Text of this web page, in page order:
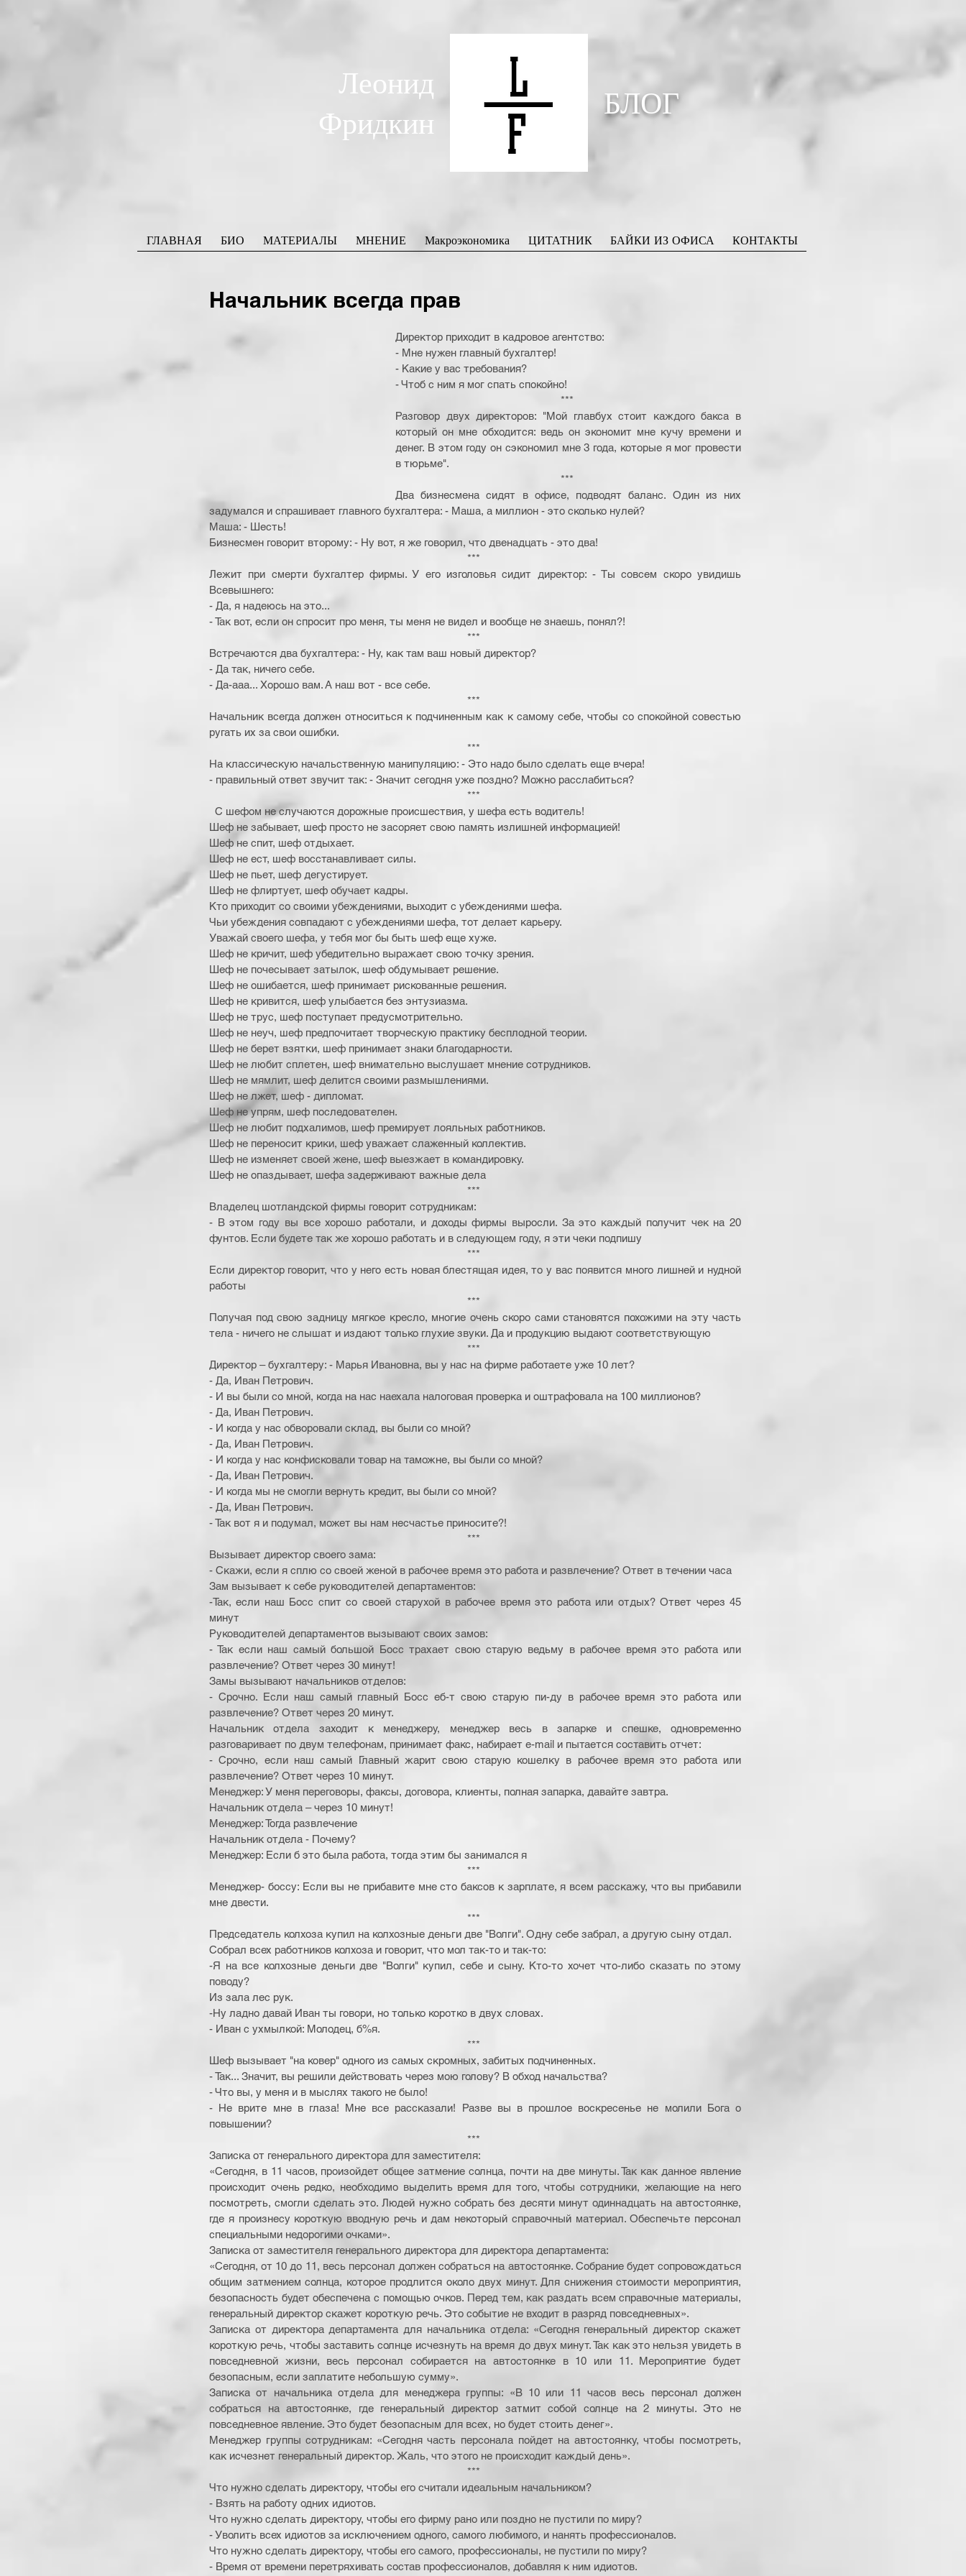
Леонид
Фридкин
БЛОГ
ГЛАВНАЯ БИО МАТЕРИАЛЫ МНЕНИЕ Макроэкономика ЦИТАТНИК БАЙКИ ИЗ ОФИСА КОНТАКТЫ
Начальник всегда прав
Директор приходит в кадровое агентство:
- Мне нужен главный бухгалтер!
- Какие у вас требования?
- Чтоб с ним я мог спать спокойно!
***
Разговор двух директоров: "Мой главбух стоит каждого бакса в
который он мне обходится: ведь он экономит мне кучу времени и
денег. В этом году он сэкономил мне 3 года, которые я мог провести
в тюрьме".
***
Два бизнесмена сидят в офисе, подводят баланс. Один из них
задумался и спрашивает главного бухгалтера: - Маша, а миллион - это сколько нулей?
Маша: - Шесть!
Бизнесмен говорит второму: - Ну вот, я же говорил, что двенадцать - это два!
***
Лежит при смерти бухгалтер фирмы. У его изголовья сидит директор: - Ты совсем скоро увидишь
Всевышнего:
- Да, я надеюсь на это...
- Так вот, если он спросит про меня, ты меня не видел и вообще не знаешь, понял?!
***
Встpечаются два бухгалтера: - Hу, как там ваш новый директор?
- Да так, ничего себе.
- Да-ааа... Хорошо вам. А наш вот - все себе.
***
Начальник всегда должен относиться к подчиненным как к самому себе, чтобы со спокойной совестью
ругать их за свои ошибки.
***
На классическую начальственную манипуляцию: - Это надо было сделать еще вчера!
- правильный ответ звучит так: - Значит сегодня уже поздно? Можно расслабиться?
***
  С шефом не случаются дорожные происшествия, у шефа есть водитель!
Шеф не забывает, шеф просто не засоряет свою память излишней информацией!
Шеф не спит, шеф отдыхает.
Шеф не ест, шеф восстанавливает силы.
Шеф не пьет, шеф дегустирует.
Шеф не флиртует, шеф обучает кадры.
Кто приходит со своими убеждениями, выходит с убеждениями шефа.
Чьи убеждения совпадают с убеждениями шефа, тот делает карьеру.
Уважай своего шефа, у тебя мог бы быть шеф еще хуже.
Шеф не кричит, шеф убедительно выражает свою точку зрения.
Шеф не почесывает затылок, шеф обдумывает решение.
Шеф не ошибается, шеф принимает рискованные решения.
Шеф не кривится, шеф улыбается без энтузиазма.
Шеф не трус, шеф поступает предусмотрительно.
Шеф не неуч, шеф предпочитает творческую практику бесплодной теории.
Шеф не берет взятки, шеф принимает знаки благодарности.
Шеф не любит сплетен, шеф внимательно выслушает мнение сотрудников.
Шеф не мямлит, шеф делится своими размышлениями.
Шеф не лжет, шеф - дипломат.
Шеф не упрям, шеф последователен.
Шеф не любит подхалимов, шеф премирует лояльных работников.
Шеф не переносит крики, шеф уважает слаженный коллектив.
Шеф не изменяет своей жене, шеф выезжает в командировку.
Шеф не опаздывает, шефа задерживают важные дела
***
Владелец шотландской фирмы говорит сотрудникам:
- В этом году вы все хорошо работали, и доходы фирмы выросли. За это каждый получит чек на 20
фунтов. Если будете так же хорошо работать и в следующем году, я эти чеки подпишу
***
Если директор говорит, что у него есть новая блестящая идея, то у вас появится много лишней и нудной
работы
***
Получая под свою задницу мягкое кресло, многие очень скоро сами становятся похожими на эту часть
тела - ничего не слышат и издают только глухие звуки. Да и продукцию выдают соответствующую
***
Директор – бухгалтеру: - Марья Ивановна, вы у нас на фирме работаете уже 10 лет?
- Да, Иван Петрович.
- И вы были со мной, когда на нас наехала налоговая проверка и оштрафовала на 100 миллионов?
- Да, Иван Петрович.
- И когда у нас обворовали склад, вы были со мной?
- Да, Иван Петрович.
- И когда у нас конфисковали товар на таможне, вы были со мной?
- Да, Иван Петрович.
- И когда мы не смогли вернуть кредит, вы были со мной?
- Да, Иван Петрович.
- Так вот я и подумал, может вы нам несчастье приносите?!
***
Вызывает директор своего зама:
- Скажи, если я сплю со своей женой в рабочее время это работа и развлечение? Ответ в течении часа
Зам вызывает к себе руководителей департаментов:
-Так, если наш Босс спит со своей старухой в рабочее время это работа или отдых? Ответ через 45
минут
Руководителей департаментов вызывают своих замов:
- Так если наш самый большой Босс трахает свою старую ведьму в рабочее время это работа или
развлечение? Ответ через 30 минут!
Замы вызывают начальников отделов:
- Срочно. Если наш самый главный Босс еб-т свою старую пи-ду в рабочее время это работа или
развлечение? Ответ через 20 минут.
Начальник отдела заходит к менеджеру, менеджер весь в запарке и спешке, одновременно
разговаривает по двум телефонам, принимает факс, набирает e-mail и пытается составить отчет:
- Срочно, если наш самый Главный жарит свою старую кошелку в рабочее время это работа или
развлечение? Ответ через 10 минут.
Менеджер: У меня переговоры, факсы, договора, клиенты, полная запарка, давайте завтра.
Начальник отдела – через 10 минут!
Менеджер: Тогда развлечение
Начальник отдела - Почему?
Менеджер: Если б это была работа, тогда этим бы занимался я
***
Менеджер- боссу: Если вы не прибавите мне сто баксов к зарплате, я всем расскажу, что вы прибавили
мне двести.
***
Председатель колхоза купил на колхозные деньги две "Волги". Одну себе забрал, а другую сыну отдал.
Собрал всех работников колхоза и говорит, что мол так-то и так-то:
-Я на все колхозные деньги две "Волги" купил, себе и сыну. Кто-то хочет что-либо сказать по этому
поводу?
Из зала лес рук.
-Ну ладно давай Иван ты говори, но только коротко в двух словах.
- Иван с ухмылкой: Молодец, б%я.
***
Шеф вызывает "на ковер" одного из самых скромных, забитых подчиненных.
- Так... Значит, вы решили действовать через мою голову? В обход начальства?
- Что вы, у меня и в мыслях такого не было!
- Не врите мне в глаза! Мне все рассказали! Разве вы в прошлое воскресенье не молили Бога о
повышении?
***
Записка от генерального директора для заместителя:
«Сегодня, в 11 часов, произойдет общее затмение солнца, почти на две минуты. Так как данное явление
происходит очень редко, необходимо выделить время для того, чтобы сотрудники, желающие на него
посмотреть, смогли сделать это. Людей нужно собрать без десяти минут одиннадцать на автостоянке,
где я произнесу короткую вводную речь и дам некоторый справочный материал. Обеспечьте персонал
специальными недорогими очками».
Записка от заместителя генерального директора для директора департамента:
«Сегодня, от 10 до 11, весь персонал должен собраться на автостоянке. Собрание будет сопровождаться
общим затмением солнца, которое продлится около двух минут. Для снижения стоимости мероприятия,
безопасность будет обеспечена с помощью очков. Перед тем, как раздать всем справочные материалы,
генеральный директор скажет короткую речь. Это событие не входит в разряд повседневных».
Записка от директора департамента для начальника отдела: «Сегодня генеральный директор скажет
короткую речь, чтобы заставить солнце исчезнуть на время до двух минут. Так как это нельзя увидеть в
повседневной жизни, весь персонал собирается на автостоянке в 10 или 11. Мероприятие будет
безопасным, если заплатите небольшую сумму».
Записка от начальника отдела для менеджера группы: «В 10 или 11 часов весь персонал должен
собраться на автостоянке, где генеральный директор затмит собой солнце на 2 минуты. Это не
повседневное явление. Это будет безопасным для всех, но будет стоить денег».
Менеджер группы сотрудникам: «Сегодня часть персонала пойдет на автостоянку, чтобы посмотреть,
как исчезнет генеральный директор. Жаль, что этого не происходит каждый день».
***
Что нужно сделать директору, чтобы его считали идеальным начальником?
- Взять на работу одних идиотов.
Что нужно сделать директору, чтобы его фирму рано или поздно не пустили по миру?
- Уволить всех идиотов за исключением одного, самого любимого, и нанять профессионалов.
Что нужно сделать директору, чтобы его самого, профессионалы, не пустили по миру?
- Время от времени перетряхивать состав профессионалов, добавляя к ним идиотов.